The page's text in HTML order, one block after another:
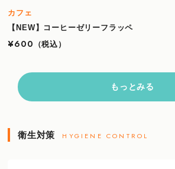
カフェ
【NEW】コーヒーゼリーフラッペ
¥600
（税込）
もっとみる
衛生対策 HYGIENE CONTROL